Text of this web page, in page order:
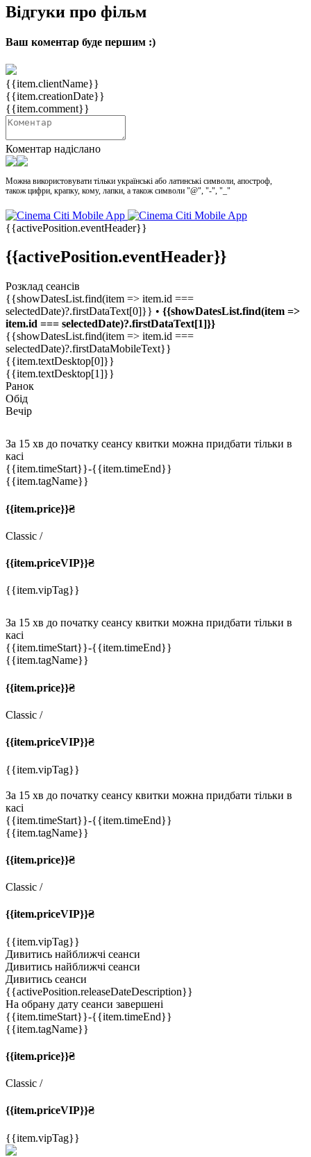
Відгуки про фільм
Ваш коментар буде першим :)
{{item.clientName}}
{{item.creationDate}}
{{item.comment}}
Коментар надіслано
Можна використовувати тільки українські або латинські символи, апостроф,
також цифри, крапку, кому, лапки, а також символи "@", "-", "_"
{{activePosition.eventHeader}}
{{activePosition.eventHeader}}
Розклад сеансів
{{showDatesList.find(item => item.id ===
selectedDate)?.firstDataText[0]}} • {{showDatesList.find(item =>
item.id === selectedDate)?.firstDataText[1]}}
{{showDatesList.find(item => item.id ===
selectedDate)?.firstDataMobileText}}
{{item.textDesktop[0]}}
{{item.textDesktop[1]}}
Ранок
Обід
Вечір
За 15 хв до початку сеансу квитки можна придбати тільки в
касі
{{item.timeStart}}-{{item.timeEnd}}
{{item.tagName}}
{{item.price}}₴
Classic /
{{item.priceVIP}}₴
{{item.vipTag}}
За 15 хв до початку сеансу квитки можна придбати тільки в
касі
{{item.timeStart}}-{{item.timeEnd}}
{{item.tagName}}
{{item.price}}₴
Classic /
{{item.priceVIP}}₴
{{item.vipTag}}
За 15 хв до початку сеансу квитки можна придбати тільки в
касі
{{item.timeStart}}-{{item.timeEnd}}
{{item.tagName}}
{{item.price}}₴
Classic /
{{item.priceVIP}}₴
{{item.vipTag}}
Дивитись найближчі сеанси
Дивитись найближчі сеанси
Дивитись сеанси
{{activePosition.releaseDateDescription}}
На обрану дату сеанси завершені
{{item.timeStart}}-{{item.timeEnd}}
{{item.tagName}}
{{item.price}}₴
Classic /
{{item.priceVIP}}₴
{{item.vipTag}}